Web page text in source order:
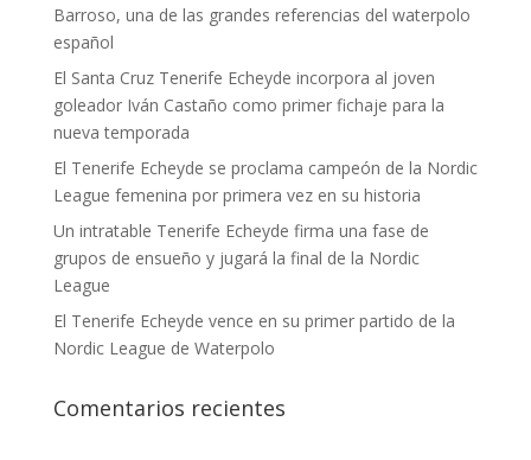
Barroso, una de las grandes referencias del waterpolo
español
El Santa Cruz Tenerife Echeyde incorpora al joven
goleador Iván Castaño como primer fichaje para la
nueva temporada
El Tenerife Echeyde se proclama campeón de la Nordic
League femenina por primera vez en su historia
Un intratable Tenerife Echeyde firma una fase de
grupos de ensueño y jugará la final de la Nordic
League
El Tenerife Echeyde vence en su primer partido de la
Nordic League de Waterpolo
Comentarios recientes